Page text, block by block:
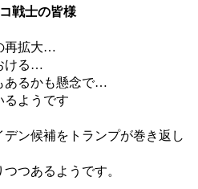
戦士の皆様
再拡大…
ける…
あるかも懸念で…
るようです
デン候補をトランプが巻き返し
つあるようです。